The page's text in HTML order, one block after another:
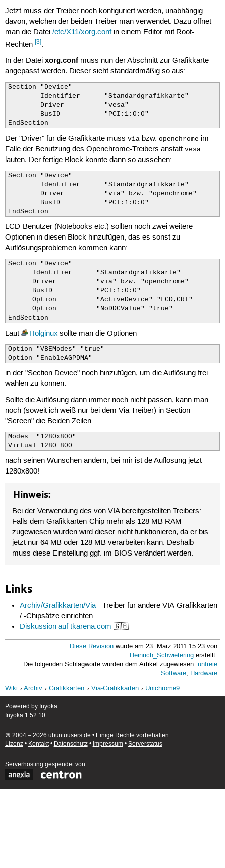
Jetzt muss der Treiber noch konfiguriert werden, unabhängig
davon, welchen der beiden Treiber man verwendet. Dazu öffnet
man die Datei /etc/X11/xorg.confin einem Editor mit Root-
Rechten [3].
In der Datei xorg.confmuss nun der Abschnitt zur Grafikkarte
angepasst werden. Dieser sieht standardmäßig so aus:
Section "Device"
        Identifier      "Standardgrafikkarte"
        Driver          "vesa"
        BusID           "PCI:1:0:0"
EndSection
Der "Driver" für die Grafikkarte muss viabzw. openchrome im
Falle der Benutzung des Openchrome-Treibers anstatt vesa
lauten. Der fertige Block könnte dann so aussehen:
Section "Device"
        Identifier      "Standardgrafikkarte"
        Driver          "via" bzw. "openchrome"
        BusID           "PCI:1:0:0"
EndSection
LCD-Benutzer (Notebooks etc.) sollten noch zwei weitere
Optionen in diesen Block hinzufügen, das es sonst zu
Auflösungsproblemen kommen kann:
Section "Device"
      Identifier      "Standardgrafikkarte"
      Driver          "via" bzw. "openchrome"
      BusID           "PCI:1:0:0"
      Option          "ActiveDevice" "LCD,CRT"
      Option          "NoDDCValue" "true"
EndSection
Laut Holginux sollte man die Optionen
Option "VBEModes" "true"
Option "EnableAGPDMA"
in der "Section Device" noch hinzufügen, um die Auflösung frei
wählen zu können.
Sollte die Auflösung dann immer noch nicht passen, kann man
noch (soweit ich weiß nur bei dem Via Treiber) in Section
"Screen" die Beiden Zeilen
Modes  "1280x800"
Virtual 1280 800
nach seinen Wünschen ändern, bei mir ist de Auflösung jetzt
1280x800!
Hinweis:
Bei der Verwendung des von VIA bereitgestellten Treibers:
Falls dem Grafikkarten-Chip mehr als 128 MB RAM
zugewiesen wurden wird dieser nicht funktionieren, da er bis
jetzt nur 64 MB oder 128 MB verarbeiten kann. Deshalb
muss diese Einstellung ggf. im BIOS verändert werden.
Links
Archiv/Grafikkarten/Via- Treiber für andere VIA-Grafikkarten
/ -Chipsätze einrichten
Diskussion auf tkarena.com 🇬🇧
Diese Revision wurde am 23. März 2011 15:23 von
Heinrich_Schwietering erstellt.
Die folgenden Schlagworte wurden dem Artikel zugewiesen:unfreie
Software, Hardware
Wiki
Archiv Grafikkarten Via-Grafikkarten Unichrome9
Powered by Inyoka
Inyoka 1.52.10
🄯 2004 – 2026 ubuntuusers.de • Einige Rechte vorbehalten
Lizenz• Kontakt• Datenschutz• Impressum• Serverstatus
Serverhosting gespendet von